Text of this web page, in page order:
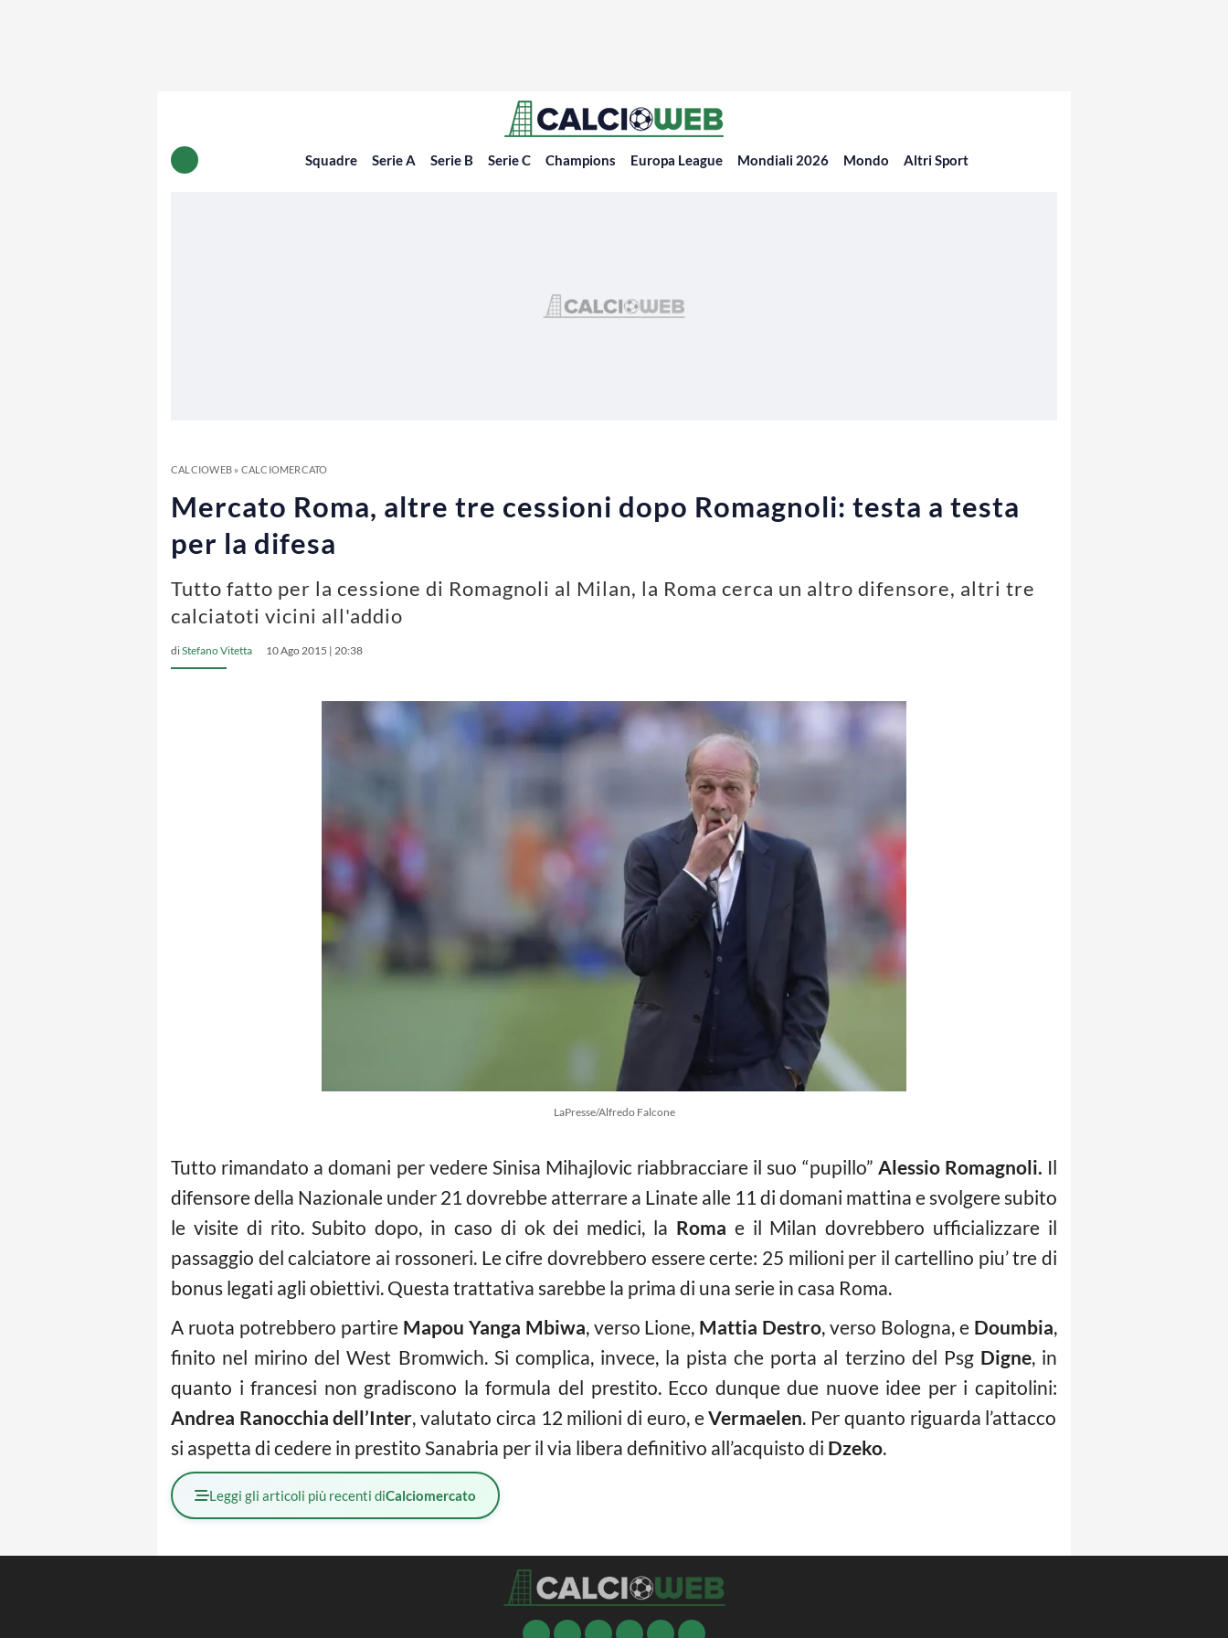
Squadre Serie A Serie B Serie C Champions Europa League Mondiali 2026 Mondo Altri Sport
CALCIOWEB» CALCIOMERCATO
Mercato Roma, altre tre cessioni dopo Romagnoli: testa a testa
per la difesa
Tutto fatto per la cessione di Romagnoli al Milan, la Roma cerca un altro difensore, altri tre
calciatoti vicini all'addio
diStefano Vitetta 10 Ago 2015 | 20:38
LaPresse/Alfredo Falcone
Tutto rimandato a domani per vedere Sinisa Mihajlovic riabbracciare il suo “pupillo” Alessio Romagnoli. Il
difensore della Nazionale under 21 dovrebbe atterrare a Linate alle 11 di domani mattina e svolgere subito
le visite di rito. Subito dopo, in caso di ok dei medici, la Roma e il Milan dovrebbero ufficializzare il
passaggio del calciatore ai rossoneri. Le cifre dovrebbero essere certe: 25 milioni per il cartellino piu’ tre di
bonus legati agli obiettivi. Questa trattativa sarebbe la prima di una serie in casa Roma.
A ruota potrebbero partire Mapou Yanga Mbiwa, verso Lione, Mattia Destro, verso Bologna, e Doumbia,
finito nel mirino del West Bromwich. Si complica, invece, la pista che porta al terzino del Psg Digne, in
quanto i francesi non gradiscono la formula del prestito. Ecco dunque due nuove idee per i capitolini:
Andrea Ranocchia dell’Inter, valutato circa 12 milioni di euro, eVermaelen. Per quanto riguarda l’attacco
si aspetta di cedere in prestito Sanabria per il via libera definitivo all’acquisto di Dzeko.
Leggi gli articoli più recenti diCalciomercato